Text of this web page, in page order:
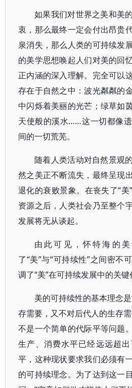
如果我们对世界之美和美
衷，那么最终一定会付出昂贵
泉消失，那么人类的可持续发
的美学思想唤起人们对美的回
正内涵的深入理解。完全可以
存在于自然之中：波光粼粼的
中闪烁着美丽的光芒；绿草如
天使般的溪水……这一切都像
间的一切荒芜。
随着人类活动对自然景观
然之美正不断流失，最终呈现
退化的衰败景象。在丧失了“
资源之后，人类社会乃至整个
发展将无从谈起。
由此可见，怀特海的
了“美”与“可持续性”之间密不
调了“美”在可持续发展中的关键
美的可持续性的基本理念
存需要，又不对后代人的生存
不是一个简单的代际平等问题
生产、消费水平已经远远超
平，这种现状要求我们必须有
的可持续理念。为了达到这一